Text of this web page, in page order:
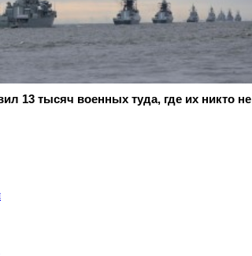
13 тысяч военных туда, где их никто не